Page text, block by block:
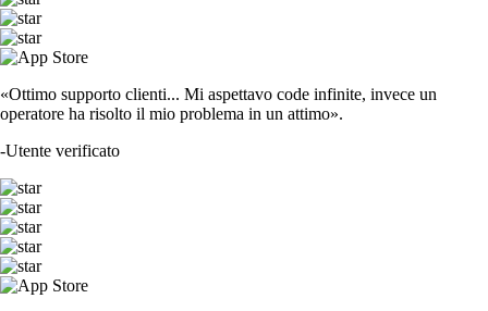
«Ottimo supporto clienti... Mi aspettavo code infinite, invece un
operatore ha risolto il mio problema in un attimo».
-Utente verificato